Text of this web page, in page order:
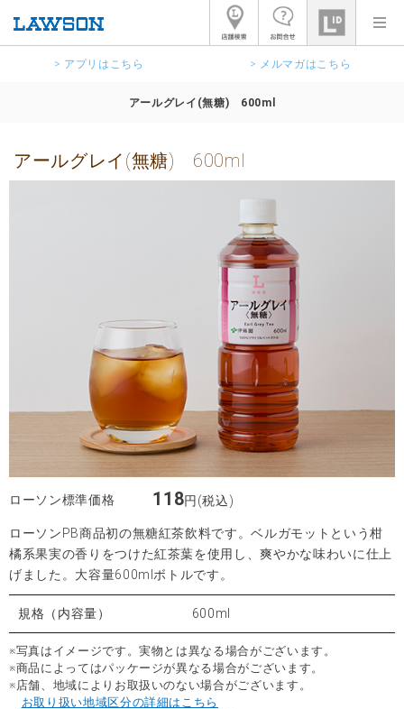
> アプリはこちら > メルマガはこちら
アールグレイ(無糖) 600ml
アールグレイ(無糖) 600ml
ローソン標準価格 118円(税込)
ローソンPB商品初の無糖紅茶飲料です。ベルガモットという柑
橘系果実の香りをつけた紅茶葉を使用し、爽やかな味わいに仕上
げました。大容量600mlボトルです。
規格（内容量） 600ml
※写真はイメージです。実物とは異なる場合がございます。
※商品によってはパッケージが異なる場合がございます。
※店舗、地域によりお取扱いのない場合がございます。
お取り扱い地域区分の詳細はこちら